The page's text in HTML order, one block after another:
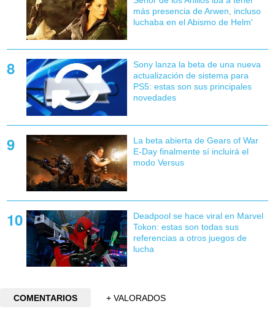
más presencia de Arwen, incluso
luchaba en el Abismo de Helm'
Sony lanza la beta de una nueva
actualización de sistema para
PS5: estas son sus principales
novedades
La beta abierta de Gears of War
E-Day finalmente sí incluirá el
modo Versus
Deadpool se hace viral en Marvel
Tokon: estas son todas sus
referencias a otros juegos de
lucha
COMENTARIOS
+ VALORADOS